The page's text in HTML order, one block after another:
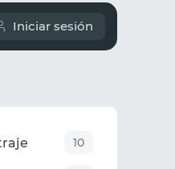
Iniciar sesión
10